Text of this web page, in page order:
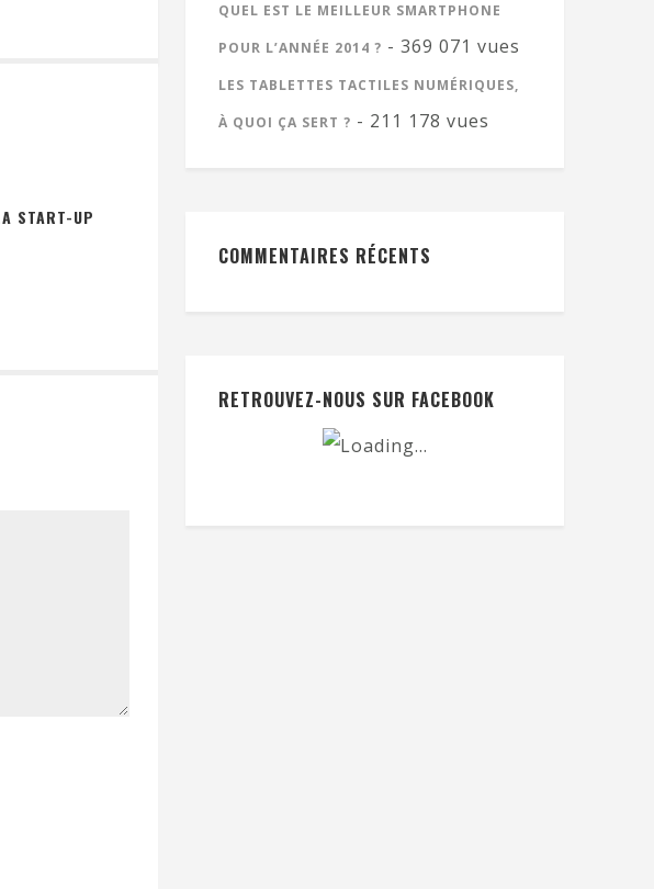
START-UP
QUEL EST LE MEILLEUR SMARTPHONE
POUR L’ANNÉE 2014 ? - 369 071 vues
LES TABLETTES TACTILES NUMÉRIQUES,
À QUOI ÇA SERT ? - 211 178 vues
COMMENTAIRES RÉCENTS
RETROUVEZ-NOUS SUR FACEBOOK